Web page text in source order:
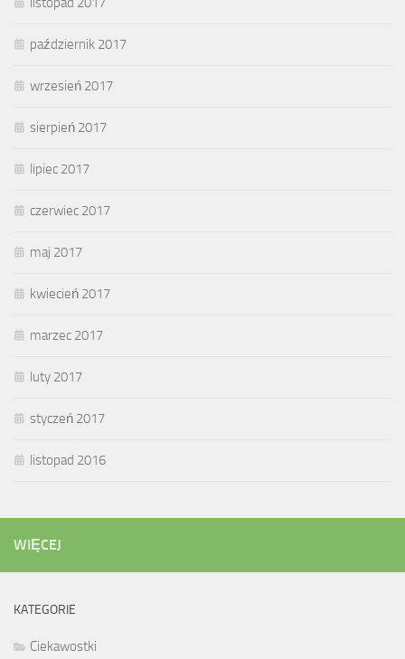
październik 2017
wrzesień 2017
sierpień 2017
lipiec 2017
czerwiec 2017
maj 2017
kwiecień 2017
marzec 2017
luty 2017
styczeń 2017
listopad 2016
WIĘCEJ
KATEGORIE
Ciekawostki